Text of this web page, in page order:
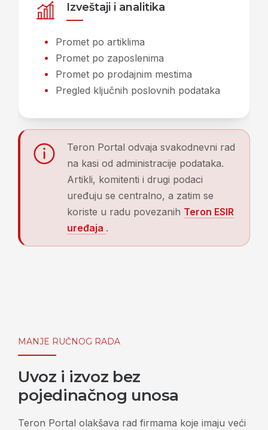
Izveštaji i analitika
Promet po artiklima
Promet po zaposlenima
Promet po prodajnim mestima
Pregled ključnih poslovnih podataka
Teron Portal odvaja svakodnevni rad
na kasi od administracije podataka.
Artikli, komitenti i drugi podaci
uređuju se centralno, a zatim se
koriste u radu povezanih Teron ESIR
uređaja .
MANJE RUČNOG RADA
Uvoz i izvoz bez
pojedinačnog unosa
Teron Portal olakšava rad firmama koje imaju veći